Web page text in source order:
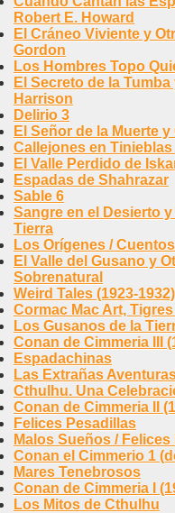
Robert E. Howard
El Cráneo Viviente y
Gordon
Los Hombres Topo
El Secreto de la
Harrison
Delirio 3
El Señor de la Muerte
Callejones en
El Valle Perdido de
Espadas de Shahrazar
Sable 6
Sangre en el Desierto
Tierra
Los Orígenes /
El Valle del Gusano y
Sobrenatural
Weird Tales (1923-1932)
Cormac Mac Art,
Los Gusanos de la
Conan de Cimmeria III
Espadachinas
Las Extrañas
Cthulhu. Una
Conan de Cimmeria II
Felices Pesadillas
Malos Sueños /
Conan el Cimmerio 1
Mares Tenebrosos
Conan de Cimmeria I
Los Mitos de Cthulhu